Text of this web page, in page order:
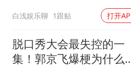
白浅娱乐聊 1跟贴 打开
脱口秀大会最失控的一
集！郭京飞爆梗为什么